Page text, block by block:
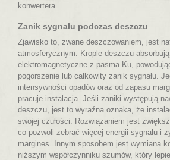
konwertera.
Zanik sygnału podczas deszczu
Zjawisko to, zwane deszczowaniem, jest
atmosferycznym. Krople deszczu
elektromagnetyczne z pasma Ku,
pogorszenie lub całkowity zanik sygnału.
intensywności opadów oraz od zapasu
pracuje instalacja. Jeśli zaniki występują
deszczu, jest to wyraźna oznaka, że
swojej czułości. Rozwiązaniem jest
co pozwoli zebrać więcej energii sygnału i
margines. Innym sposobem jest wymiana
niższym współczynniku szumów, który